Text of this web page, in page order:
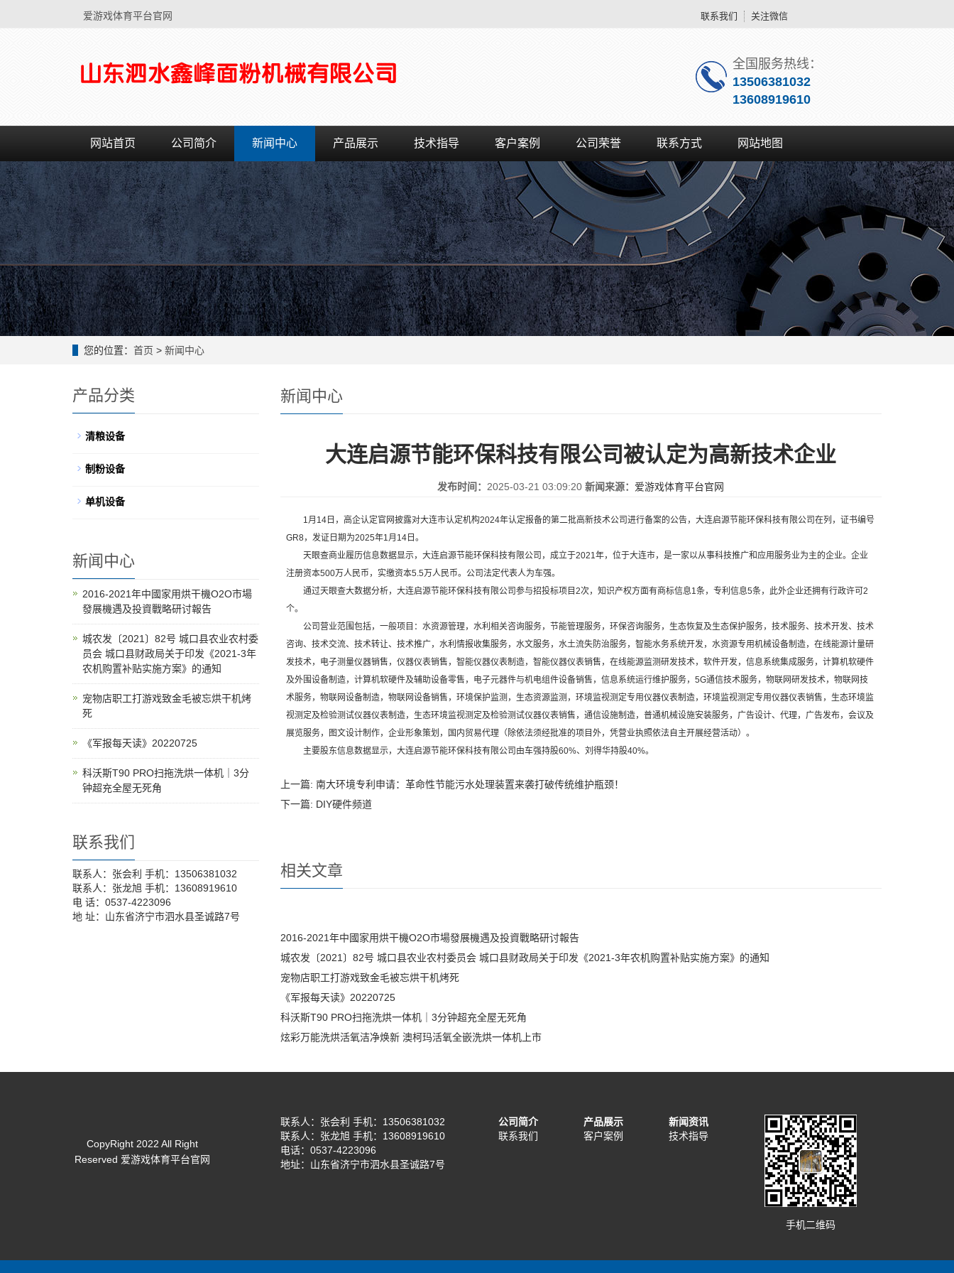
爱游戏体育平台官网 联系我们 关注微信
全国服务热线：
13506381032
13608919610
网站首页 公司简介 新闻中心 产品展示 技术指导 客户案例 公司荣誉 联系方式 网站地图
您的位置： 首页 > 新闻中心
新闻中心
大连启源节能环保科技有限公司被认定为高新技术企业
发布时间： 2025-03-21 03:09:20新闻来源： 爱游戏体育平台官网
1月14日，高企认定官网披露对大连市认定机构2024年认定报备的第二批高新技术公司进行备案的公告，大连启源节能环保科技有限公司在列，证书编号
GR8，发证日期为2025年1月14日。
天眼查商业履历信息数据显示，大连启源节能环保科技有限公司，成立于2021年，位于大连市，是一家以从事科技推广和应用服务业为主的企业。企业
注册资本500万人民币，实缴资本5.5万人民币。公司法定代表人为车强。
通过天眼查大数据分析，大连启源节能环保科技有限公司参与招投标项目2次，知识产权方面有商标信息1条，专利信息5条，此外企业还拥有行政许可2
个。
公司营业范围包括，一般项目：水资源管理，水利相关咨询服务，节能管理服务，环保咨询服务，生态恢复及生态保护服务，技术服务、技术开发、技术
咨询、技术交流、技术转让、技术推广，水利情报收集服务，水文服务，水土流失防治服务，智能水务系统开发，水资源专用机械设备制造，在线能源计量研
发技术，电子测量仪器销售，仪器仪表销售，智能仪器仪表制造，智能仪器仪表销售，在线能源监测研发技术，软件开发，信息系统集成服务，计算机软硬件
及外围设备制造，计算机软硬件及辅助设备零售，电子元器件与机电组件设备销售，信息系统运行维护服务，5G通信技术服务，物联网研发技术，物联网技
术服务，物联网设备制造，物联网设备销售，环境保护监测，生态资源监测，环境监视测定专用仪器仪表制造，环境监视测定专用仪器仪表销售，生态环境监
视测定及检验测试仪器仪表制造，生态环境监视测定及检验测试仪器仪表销售，通信设施制造，普通机械设施安装服务，广告设计、代理，广告发布，会议及
展览服务，图文设计制作，企业形象策划，国内贸易代理（除依法须经批准的项目外，凭营业执照依法自主开展经营活动）。
主要股东信息数据显示，大连启源节能环保科技有限公司由车强持股60%、刘得华持股40%。
上一篇: 南大环境专利申请：革命性节能污水处理装置来袭打破传统维护瓶颈！
下一篇: DIY硬件频道
相关文章
2016-2021年中國家用烘干機O2O市場發展機遇及投資戰略研讨報告
城农发〔2021〕82号 城口县农业农村委员会 城口县财政局关于印发《2021-3年农机购置补贴实施方案》的通知
宠物店职工打游戏致金毛被忘烘干机烤死
《军报每天读》20220725
科沃斯T90 PRO扫拖洗烘一体机｜3分钟超充全屋无死角
炫彩万能洗烘活氧洁净焕新 澳柯玛活氧全嵌洗烘一体机上市
产品分类
清粮设备
制粉设备
单机设备
新闻中心
2016-2021年中國家用烘干機O2O市場
發展機遇及投資戰略研讨報告
城农发〔2021〕82号 城口县农业农村委
员会 城口县财政局关于印发《2021-3年
农机购置补贴实施方案》的通知
宠物店职工打游戏致金毛被忘烘干机烤
死
《军报每天读》20220725
科沃斯T90 PRO扫拖洗烘一体机｜3分
钟超充全屋无死角
联系我们
联系人：张会利 手机：13506381032
联系人：张龙旭 手机：13608919610
电 话：0537-4223096
地 址：山东省济宁市泗水县圣诚路7号
CopyRight 2022 All Right
Reserved 爱游戏体育平台官网
联系人：张会利 手机：13506381032
联系人：张龙旭 手机：13608919610
电话：0537-4223096
地址：山东省济宁市泗水县圣诚路7号
公司简介
联系我们
产品展示
客户案例
新闻资讯
技术指导
手机二维码